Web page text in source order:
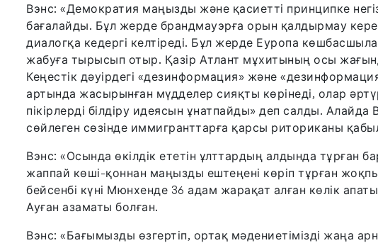
Вэнс: «Демократия маңызды және қасиетті принципке
бағалайды. Бұл жерде брандмауэрға орын қалдырмау
диалогқа кедергі келтіреді. Бұл жерде Еуропа
жабуға тырысып отыр. Қазір Атлант мұхитының осы
Кеңестік дәуірдегі «дезинформация» және
артында жасырынған мүдделер сияқты көрінеді, олар
пікірлерді білдіру идеясын ұнатпайды» деп салды.
сөйлеген сөзінде иммигранттарға қарсы риториканы
Вэнс: «Осында өкілдік ететін ұлттардың алдында тұрған
жаппай көші-қоннан маңызды ештеңені көріп тұрған
бейсенбі күні Мюнхенде 36 адам жарақат алған көлік
Ауған азаматы болған.
Вэнс: «Бағымызды өзгертіп, ортақ мәдениетімізді жаңа